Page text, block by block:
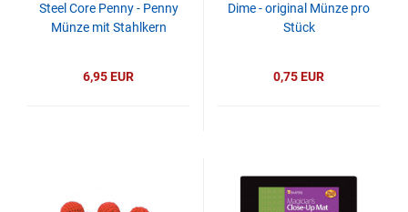
Steel Core Penny - Penny
Münze mit Stahlkern
6,95 EUR
Dime - original Münze pro
Stück
0,75 EUR